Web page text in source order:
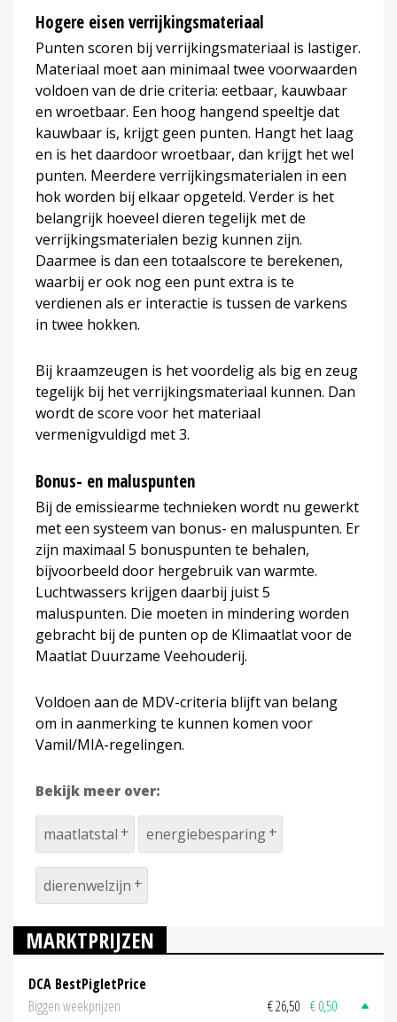
Hogere eisen verrijkingsmateriaal
Punten scoren bij verrijkingsmateriaal is lastiger.
Materiaal moet aan minimaal twee voorwaarden
voldoen van de drie criteria: eetbaar, kauwbaar
en wroetbaar. Een hoog hangend speeltje dat
kauwbaar is, krijgt geen punten. Hangt het laag
en is het daardoor wroetbaar, dan krijgt het wel
punten. Meerdere verrijkingsmaterialen in een
hok worden bij elkaar opgeteld. Verder is het
belangrijk hoeveel dieren tegelijk met de
verrijkingsmaterialen bezig kunnen zijn.
Daarmee is dan een totaalscore te berekenen,
waarbij er ook nog een punt extra is te
verdienen als er interactie is tussen de varkens
in twee hokken.
Bij kraamzeugen is het voordelig als big en zeug
tegelijk bij het verrijkingsmateriaal kunnen. Dan
wordt de score voor het materiaal
vermenigvuldigd met 3.
Bonus- en maluspunten
Bij de emissiearme technieken wordt nu gewerkt
met een systeem van bonus- en maluspunten. Er
zijn maximaal 5 bonuspunten te behalen,
bijvoorbeeld door hergebruik van warmte.
Luchtwassers krijgen daarbij juist 5
maluspunten. Die moeten in mindering worden
gebracht bij de punten op de Klimaatlat voor de
Maatlat Duurzame Veehouderij.
Voldoen aan de MDV-criteria blijft van belang
om in aanmerking te kunnen komen voor
Vamil/MIA-regelingen.
Bekijk meer over:
maatlatstal energiebesparing
dierenwelzijn
MARKTPRIJZEN
DCA BestPigletPrice
Biggen weekprijzen
€ 26,50 € 0,50